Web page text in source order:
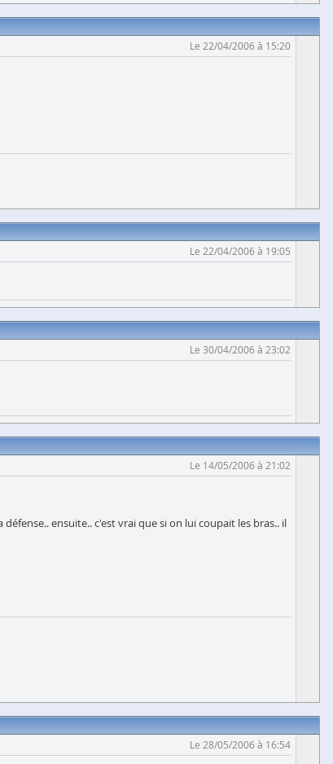
Le 22/04/2006 à 15:20
Le 22/04/2006 à 19:05
Le 30/04/2006 à 23:02
Le 14/05/2006 à 21:02
ensuite.. c'est vrai que si on lui coupait les bras.. il
Le 28/05/2006 à 16:54